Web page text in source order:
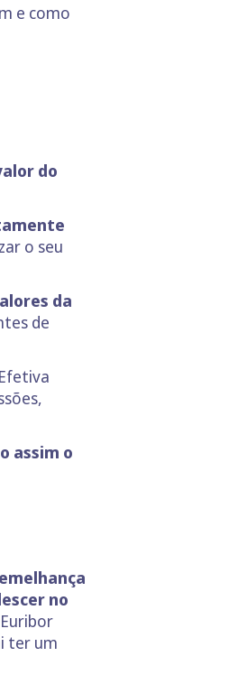
e como
do
o seu
da
de
assim o
no
ter um